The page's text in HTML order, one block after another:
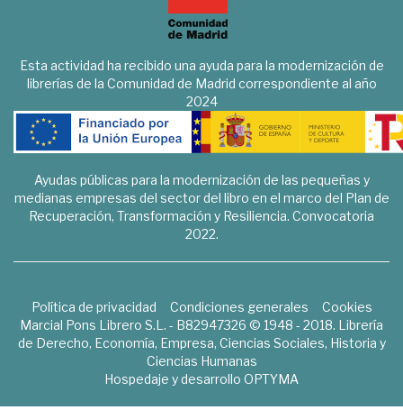
Esta actividad ha recibido una ayuda para la modernización de
librerías de la Comunidad de Madrid correspondiente al año
2024
Ayudas públicas para la modernización de las pequeñas y
medianas empresas del sector del libro en el marco del Plan de
Recuperación, Transformación y Resiliencia. Convocatoria
2022.
Política de privacidad Condiciones generales
Cookies
Marcial Pons Librero S.L. - B82947326 © 1948 - 2018. Librería
de Derecho, Economía, Empresa, Ciencias Sociales, Historia y
Ciencias Humanas
Hospedaje y desarrollo OPTYMA